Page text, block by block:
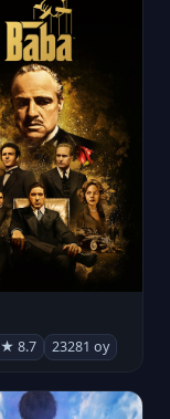
★ 8.7 23281 oy